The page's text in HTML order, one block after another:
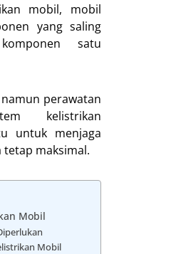
mobil, mobil
yang saling
satu
perawatan
kelistrikan
untuk menjaga
maksimal.
Mobil
Mobil